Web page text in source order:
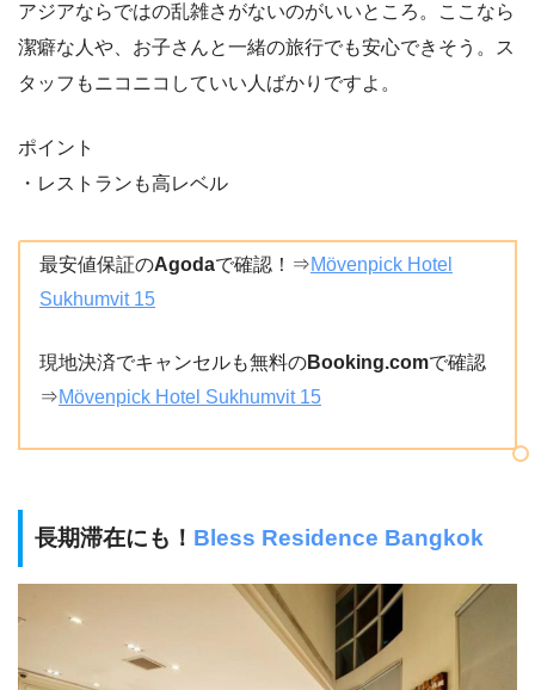
アジアならではの乱雑さがないのがいいところ。ここなら
潔癖な人や、お子さんと一緒の旅行でも安心できそう。ス
タッフもニコニコしていい人ばかりですよ。
ポイント
・レストランも高レベル
最安値保証のAgodaで確認！⇒Mövenpick Hotel
Sukhumvit 15
現地決済でキャンセルも無料のBooking.comで確認
⇒Mövenpick Hotel Sukhumvit 15
長期滞在にも！ Bless Residence Bangkok